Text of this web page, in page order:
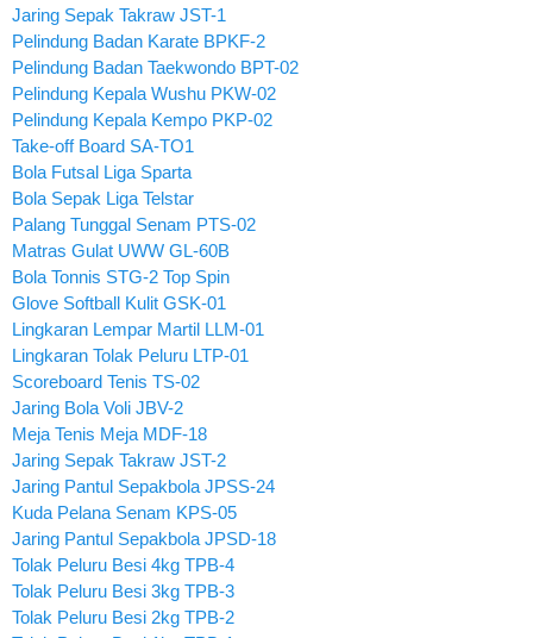
Jaring Sepak Takraw JST-1
Pelindung Badan Karate BPKF-2
Pelindung Badan Taekwondo BPT-02
Pelindung Kepala Wushu PKW-02
Pelindung Kepala Kempo PKP-02
Take-off Board SA-TO1
Bola Futsal Liga Sparta
Bola Sepak Liga Telstar
Palang Tunggal Senam PTS-02
Matras Gulat UWW GL-60B
Bola Tonnis STG-2 Top Spin
Glove Softball Kulit GSK-01
Lingkaran Lempar Martil LLM-01
Lingkaran Tolak Peluru LTP-01
Scoreboard Tenis TS-02
Jaring Bola Voli JBV-2
Meja Tenis Meja MDF-18
Jaring Sepak Takraw JST-2
Jaring Pantul Sepakbola JPSS-24
Kuda Pelana Senam KPS-05
Jaring Pantul Sepakbola JPSD-18
Tolak Peluru Besi 4kg TPB-4
Tolak Peluru Besi 3kg TPB-3
Tolak Peluru Besi 2kg TPB-2